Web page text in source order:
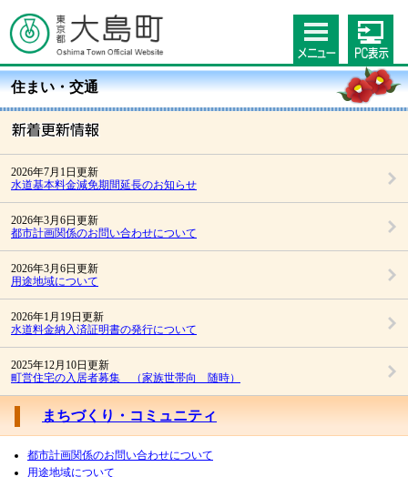
住まい・交通
2026年7月1日更新
水道基本料金減免期間延長のお知らせ
2026年3月6日更新
都市計画関係のお問い合わせについて
2026年3月6日更新
用途地域について
2026年1月19日更新
水道料金納入済証明書の発行について
2025年12月10日更新
町営住宅の入居者募集 （家族世帯向 随時）
まちづくり・コミュニティ
都市計画関係のお問い合わせについて
用途地域について